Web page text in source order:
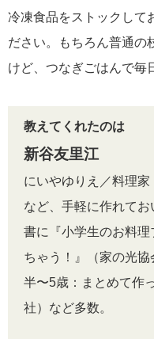
冷凍食品をストックして
ださい。もちろん普通の
けど、つなぎごはんで毎
教えてくれたのは
新谷友里江
にいやゆりえ／料理
など、手軽に作れて
書に『小学生のお料
ちゃう！』（家の光
半〜5歳：まとめて作
社）など多数。